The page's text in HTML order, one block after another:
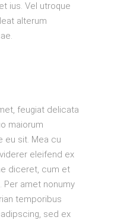
ius. Vel utroque
alterum
feugiat delicata
maiorum
eu sit. Mea cu
eleifend ex
diceret, cum et
Per amet nonumy
temporibus
sed ex